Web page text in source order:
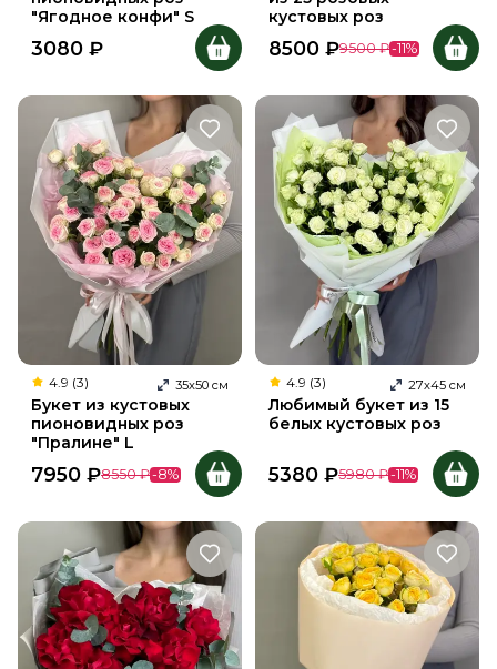
"Ягодное конфи" S
3080 ₽
кустовых роз
8500 ₽9500 ₽-11%
4.9 (3) 35х50 см
Букет из кустовых
пионовидных роз
"Пралине" L
7950 ₽8550 ₽-8%
4.9 (3) 27х45 см
Любимый букет из 15
белых кустовых роз
5380 ₽5980 ₽-11%